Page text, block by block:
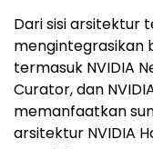
Dari sisi arsitektur
mengintegrasikan
termasuk NVIDIA
Curator, dan
memanfaatkan
arsitektur NVIDIA